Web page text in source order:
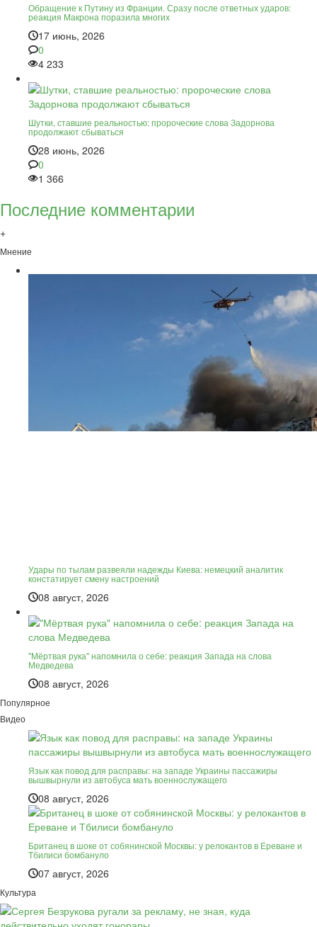
Обращение к Путину из Франции. Сразу после ответных ударов:
реакция Макрона поразила многих
17 июнь, 2026
0
4 233
Шутки, ставшие реальностью: пророческие слова Задорнова
продолжают сбываться
28 июнь, 2026
0
1 366
Последние комментарии
+
Мнение
Удары по тылам развеяли надежды Киева: немецкий аналитик
констатирует смену настроений
08 август, 2026
"Мёртвая рука" напомнила о себе: реакция Запада на слова
Медведева
08 август, 2026
Популярное
Видео
Язык как повод для расправы: на западе Украины пассажиры
вышвырнули из автобуса мать военнослужащего
08 август, 2026
Британец в шоке от собянинской Москвы: у релокантов в Ереване и
Тбилиси бомбануло
07 август, 2026
Культура